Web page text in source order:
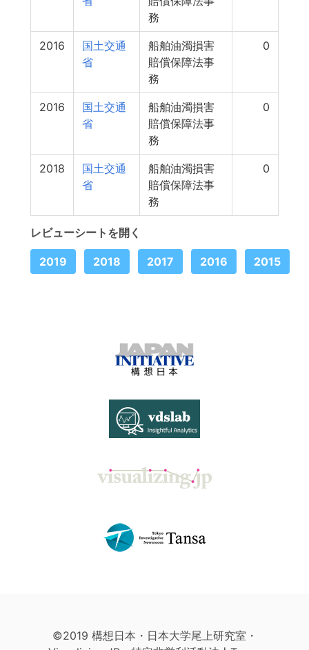
務
2016
国土交通
省
船舶油濁損害
賠償保障法事
務
0
2016
国土交通
省
船舶油濁損害
賠償保障法事
務
0
2018
国土交通
省
船舶油濁損害
賠償保障法事
務
0
レビューシートを開く
2019 2018 2017 2016 2015
©2019 構想日本・日本大学尾上研究室・